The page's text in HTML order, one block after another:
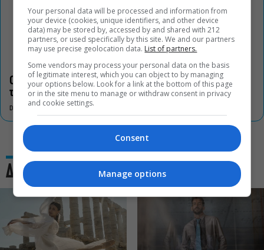
Οι «Τρωάδες» στην Επίδαυρο αλλάζουν την αντίληψη για
τον πολιτισμό
DON'T MISS
Δες και αυτό
Your personal data will be processed and information from
your device (cookies, unique identifiers, and other device
data) may be stored by, accessed by and shared with 212
partners, or used specifically by this site. We and our partners
may use precise geolocation data. List of partners.
Some vendors may process your personal data on the basis
of legitimate interest, which you can object to by managing
your options below. Look for a link at the bottom of this page
or in the site menu to manage or withdraw consent in privacy
and cookie settings.
Consent
Manage options